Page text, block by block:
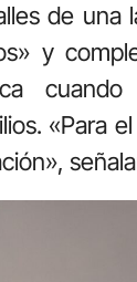
de una
y
«Para